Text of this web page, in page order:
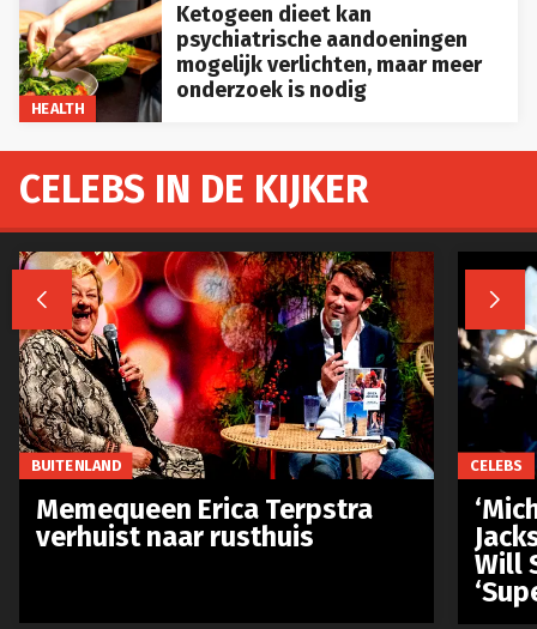
HEALTH
Ketogeen dieet kan
psychiatrische aandoeningen
mogelijk verlichten, maar meer
onderzoek is nodig
CELEBS IN DE KIJKER
 
BUITENLAND
Memequeen Erica Terpstra
verhuist naar rusthuis
CELEBS
Will